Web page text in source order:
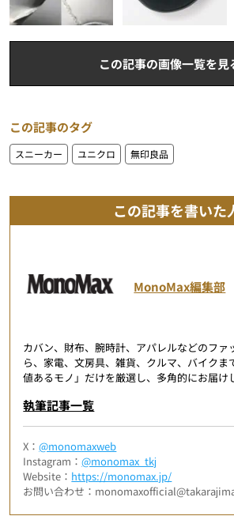
この記事の画像一覧を見
この記事のタグ
スニーカー ユニクロ 無印良品
この記事を書いた
MonoMax編集部
カバン、財布、腕時計、アパレルなどのファ
ら、家電、文房具、雑貨、クルマ、バイクま
値あるモノ」だけを厳選し、多角的にお届け
執筆記事一覧
X：@monomaxweb
Instagram：@monomax_tkj
Website： https://monomax.jp/
お問い合わせ：